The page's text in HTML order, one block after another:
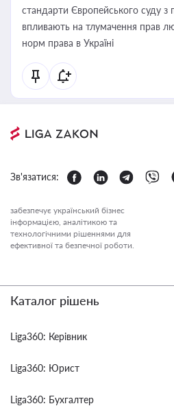
стандарти Європейського суду з
впливають на тлумачення прав
норм права в Україні
Зв'язатися:
забезпечує український бізнес
інформацією, аналітикою та
технологічними рішеннями для
ефективної та безпечної роботи.
Каталог рішень
Liga360: Керівник
Liga360: Юрист
Liga360: Бухгалтер